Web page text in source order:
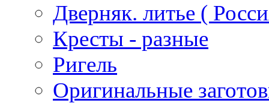
Дверняк. литье (
Кресты - разные
Ригель
Оригинальные